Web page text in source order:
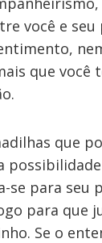
você e seu
que você
que
se para seu
para que
Se o